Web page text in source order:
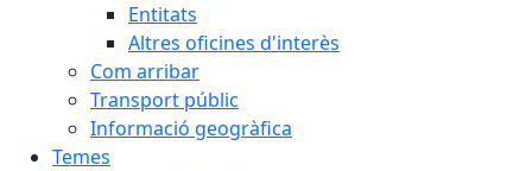
Entitats
Altres oficines d'interès
Com arribar
Transport públic
Informació geogràfica
Temes